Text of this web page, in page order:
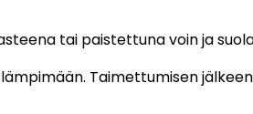
tai paistettuna voin ja
Taimettumisen